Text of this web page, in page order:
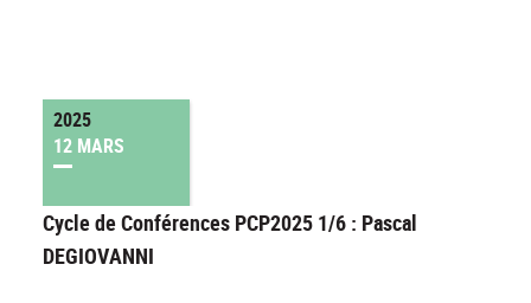
2025
12 MARS
Cycle de Conférences PCP2025 1/6 : Pascal
DEGIOVANNI